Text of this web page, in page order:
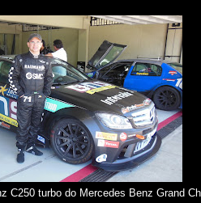
C250 turbo do Mercedes Benz Grand